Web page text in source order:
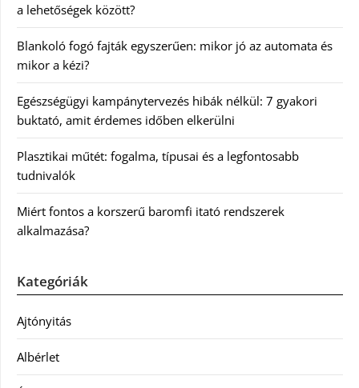
a lehetőségek között?
Blankoló fogó fajták egyszerűen: mikor jó az automata és
mikor a kézi?
Egészségügyi kampánytervezés hibák nélkül: 7 gyakori
buktató, amit érdemes időben elkerülni
Plasztikai műtét: fogalma, típusai és a legfontosabb
tudnivalók
Miért fontos a korszerű baromfi itató rendszerek
alkalmazása?
Kategóriák
Ajtónyitás
Albérlet